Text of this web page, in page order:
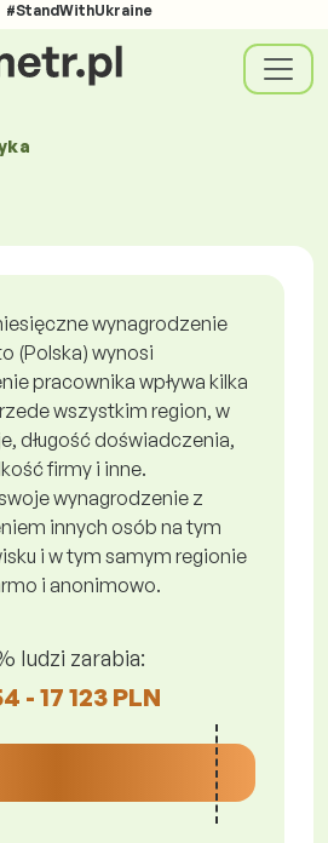
#StandWithUkraine
wynagrodzenie
(Polska) wynosi
pracownika wpływa kilka
wszystkim region, w
długość doświadczenia,
firmy i inne.
wynagrodzenie z
innych osób na tym
i w tym samym regionie
i anonimowo.
ludzi zarabia:
- 17 123 PLN